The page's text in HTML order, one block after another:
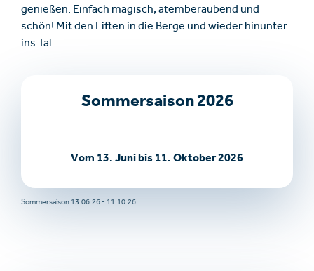
genießen. Einfach magisch, atemberaubend und
schön! Mit den Liften in die Berge und wieder hinunter
ins Tal.
Sommersaison 13.06.26 - 11.10.26
Sommersaison 2026
Vom 13. Juni bis 11. Oktober 2026